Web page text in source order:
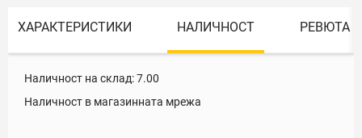
ХАРАКТЕРИСТИКИ НАЛИЧНОСТ РЕВЮТА
Наличност на склад:7.00
Наличност в магазинната мрежа